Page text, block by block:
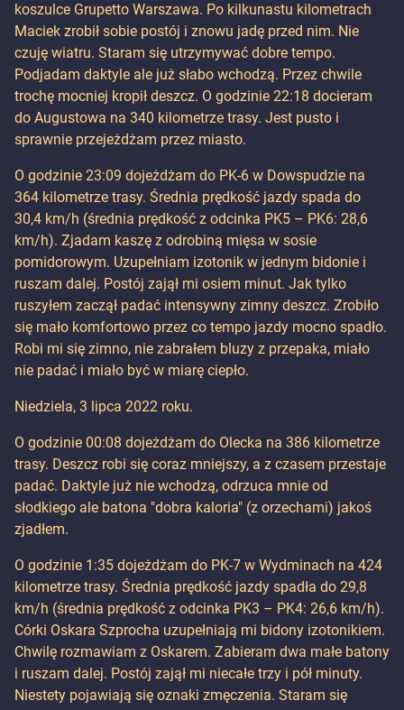
koszulce Grupetto Warszawa. Po kilkunastu kilometrach
Maciek zrobił sobie postój i znowu jadę przed nim. Nie
czuję wiatru. Staram się utrzymywać dobre tempo.
Podjadam daktyle ale już słabo wchodzą. Przez chwile
trochę mocniej kropił deszcz. O godzinie 22:18 docieram
do Augustowa na 340 kilometrze trasy. Jest pusto i
sprawnie przejeżdżam przez miasto.
O godzinie 23:09 dojeżdżam do PK-6 w Dowspudzie na
364 kilometrze trasy. Średnia prędkość jazdy spada do
30,4 km/h (średnia prędkość z odcinka PK5 – PK6: 28,6
km/h). Zjadam kaszę z odrobiną mięsa w sosie
pomidorowym. Uzupełniam izotonik w jednym bidonie i
ruszam dalej. Postój zajął mi osiem minut. Jak tylko
ruszyłem zaczął padać intensywny zimny deszcz. Zrobiło
się mało komfortowo przez co tempo jazdy mocno spadło.
Robi mi się zimno, nie zabrałem bluzy z przepaka, miało
nie padać i miało być w miarę ciepło.
Niedziela, 3 lipca 2022 roku.
O godzinie 00:08 dojeżdżam do Olecka na 386 kilometrze
trasy. Deszcz robi się coraz mniejszy, a z czasem przestaje
padać. Daktyle już nie wchodzą, odrzuca mnie od
słodkiego ale batona "dobra kaloria" (z orzechami) jakoś
zjadłem.
O godzinie 1:35 dojeżdżam do PK-7 w Wydminach na 424
kilometrze trasy. Średnia prędkość jazdy spadła do 29,8
km/h (średnia prędkość z odcinka PK3 – PK4: 26,6 km/h).
Córki Oskara Szprocha uzupełniają mi bidony izotonikiem.
Chwilę rozmawiam z Oskarem. Zabieram dwa małe batony
i ruszam dalej. Postój zajął mi niecałe trzy i pół minuty.
Niestety pojawiają się oznaki zmęczenia. Staram się